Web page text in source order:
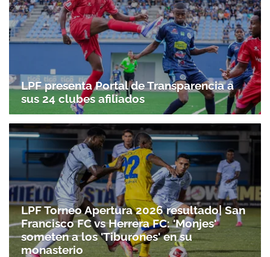
LPF presenta Portal de Transparencia a
sus 24 clubes afiliados
LPF Torneo Apertura 2026 resultado| San
Francisco FC vs Herrera FC: 'Monjes'
someten a los 'Tiburones' en su
monasterio